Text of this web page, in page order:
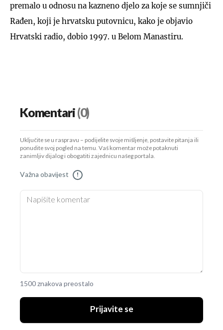
premalo u odnosu na kazneno djelo za koje se sumnjiči
Rađen, koji je hrvatsku putovnicu, kako je objavio
Hrvatski radio, dobio 1997. u Belom Manastiru.
Komentari(0)
Uključite se u raspravu – podijelite svoje mišljenje, postavite pitanja ili
ponudite svoj pogled na temu. Vaš komentar može potaknuti
zanimljiv dijalog i obogatiti zajednicu našeg portala.
Važna obavijest !
1500 znakova preostalo
Prijavite se